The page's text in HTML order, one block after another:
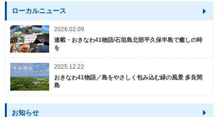
ローカルニュース
2026.02.09
連載・おきなわ41物語/石垣島北部平久保半島で癒しの時
を
2025.12.22
おきなわ41物語／島をやさしく包み込む緑の風景 多良間
島
お知らせ